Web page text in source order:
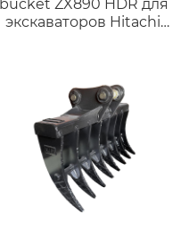
bucket ZX890 HDR для
экскаваторов Hitachi,
строительства, снос